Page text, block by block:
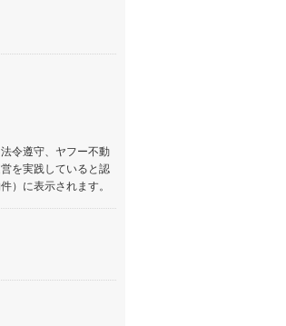
令遵守、ヤフー不動
を実践していると認
）に表示されます。